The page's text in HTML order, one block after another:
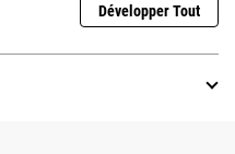
Développer Tout